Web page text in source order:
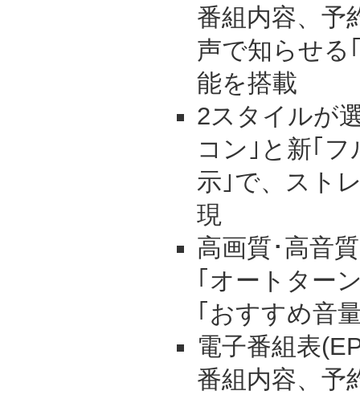
番組内容、予
声で知らせる
能を搭載
2スタイルが
コン｣と新｢
示｣で、スト
現
高画質･高音
｢オートター
｢おすすめ音
電子番組表
番組内容、予